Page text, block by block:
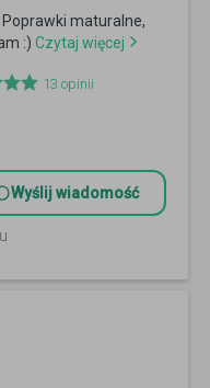
Poprawki maturalne,
:) Czytaj więcej
13 opinii
Wyślij wiadomość